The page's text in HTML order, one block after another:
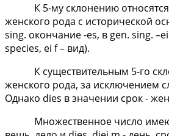
К 5-му склонению
женского рода с исторической
sing. окончание-es, в gen. sing.
species, ei f – вид).
К существительным 5-го
женско­го рода, за исключением
Однако dies в значении срок -
Множественное число